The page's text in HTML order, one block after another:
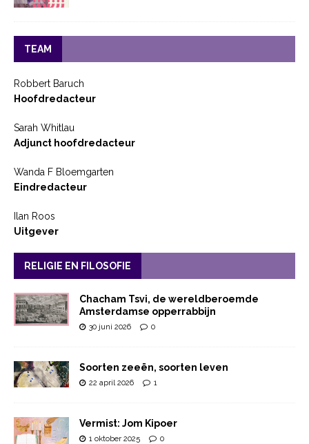
TEAM
Robbert Baruch
Hoofdredacteur
Sarah Whitlau
Adjunct hoofdredacteur
Wanda F Bloemgarten
Eindredacteur
Ilan Roos
Uitgever
RELIGIE EN FILOSOFIE
Chacham Tsvi, de wereldberoemde
Amsterdamse opperrabbijn
30 juni 2026 0
Soorten zeeën, soorten leven
22 april 2026 1
Vermist: Jom Kipoer
1 oktober 2025 0